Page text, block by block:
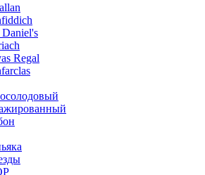
Daniel's
Regal